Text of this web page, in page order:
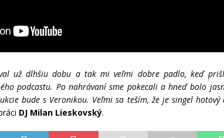
už dlhšiu dobu a tak mi veľmi dobre padlo, keď
podcastu. Po nahrávaní sme pokecali a hneď bolo
bude s Veronikou. Veľmi sa teším, že je singel hotový
DJ Milan Lieskovský.